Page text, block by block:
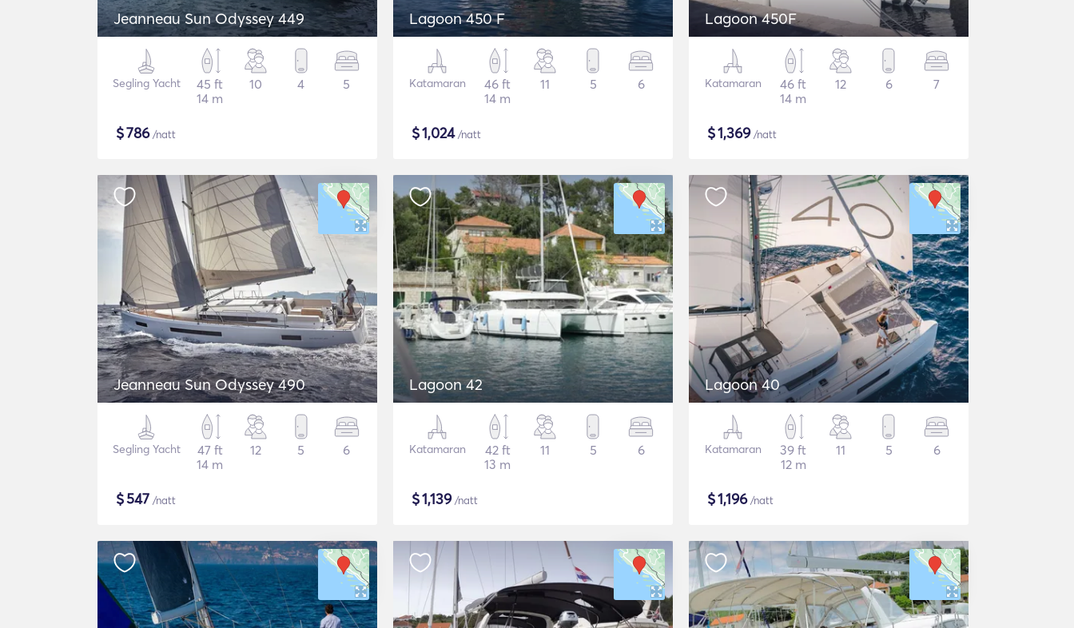
Jeanneau Sun Odyssey 449
Segling Yacht
45 ft
14 m
10 4 5
$786/natt
Lagoon 450 F
Katamaran
46 ft
14 m
11 5 6
$1,024/natt
Lagoon 450F
Katamaran
46 ft
14 m
12 6 7
$1,369/natt
Jeanneau Sun Odyssey 490
Segling Yacht
47 ft
14 m
12 5 6
$547 /natt
Lagoon 42
Katamaran
42 ft
13 m
11 5 6
$1,139/natt
Lagoon 40
Katamaran
39 ft
12 m
11 5 6
$1,196/natt